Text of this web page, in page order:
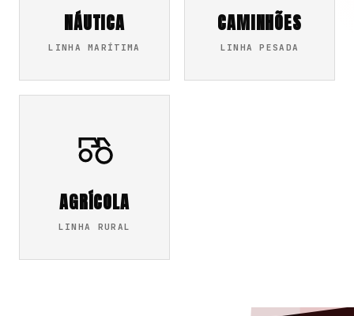
NÁUTICA
LINHA MARÍTIMA
CAMINHÕES
LINHA PESADA
AGRÍCOLA
LINHA RURAL